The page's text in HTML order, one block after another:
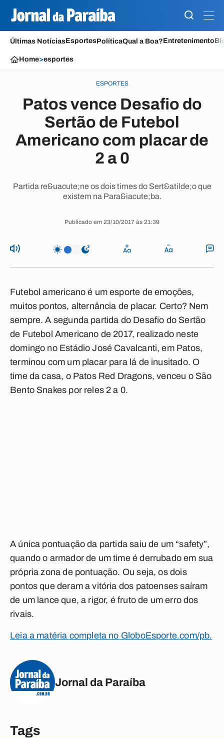
Últimas NotíciasEsportesPolíticaQual a Boa?Entretenimento
Home>esportes
ESPORTES
Patos vence Desafio do
Sertão de Futebol
Americano com placar de
2 a 0
Partida re&uacute;ne os dois times do Sert&atilde;o que
existem na Para&iacute;ba.
Publicado em 23/10/2017 às 21:39
Futebol americano é um esporte de emoções,
muitos pontos, alternância de placar. Certo? Nem
sempre. A segunda partida do Desafio do Sertão
de Futebol Americano de 2017, realizado neste
domingo no Estádio José Cavalcanti, em Patos,
terminou com um placar para lá de inusitado. O
time da casa, o Patos Red Dragons, venceu o São
Bento Snakes por reles 2 a 0.
A única pontuação da partida saiu de um “safety”,
quando o armador de um time é derrubado em sua
própria zona de pontuação. Ou seja, os dois
pontos que deram a vitória dos patoenses saíram
de um lance que, a rigor, é fruto de um erro dos
rivais.
Leia a matéria completa no GloboEsporte.com/pb.
Jornal da Paraíba
Tags